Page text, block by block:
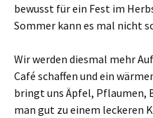
bewusst für ein Fest im
Sommer kann es mal nicht
Wir werden diesmal mehr
Café schaffen und ein
bringt uns Äpfel, Pflaumen,
man gut zu einem leckeren